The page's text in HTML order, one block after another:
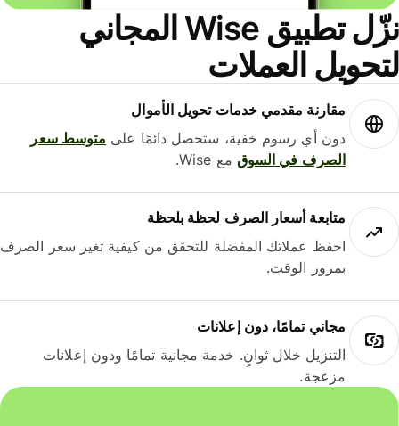
نزّل تطبيق Wise المجاني
العملات
مقارنة مقدمي خدمات تحويل الأموال
دون أي رسوم خفية، ستحصل دائمًا علىمتوسط ​​سعر
الصرف في السوقمع Wise.
متابعة أسعار الصرف لحظة بلحظة
احفظ عملاتك المفضلة للتحقق من كيفية تغير سعر الصرف
بمرور الوقت.
مجاني تمامًا، دون إعلانات
التنزيل خلال ثوانٍ. خدمة مجانية تمامًا ودون إعلانات
مزعجة.